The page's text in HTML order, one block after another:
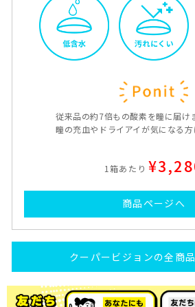
従来品の約7倍もの酸素を瞳に届け
瞳の充血やドライアイが気になる方
1箱あたり
商品ページへ
クーパービジョンの全商